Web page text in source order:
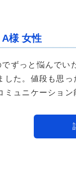
様 女性
ずっと悩んでい
た。値段も思っ
ミュニケーション